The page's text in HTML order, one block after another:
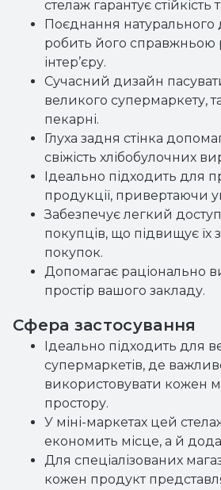
стелаж гарантує стійкість
Поєднання натурального
робить його
інтер’єру.
Сучасний дизайн
великого супермаркету,
пекарні.
Глуха задня стінка
свіжість хлібобулочних
Ідеально підходить для
продукції, привертаючи
Забезпечує легкий
покупців, що підвищує їх
покупок.
Допомагає раціонально
простір вашого закладу.
Сфера застосування
Ідеально підходить для
супермаркетів, де
використовувати кожен
простору.
У міні-маркетах цей
економить місце, а й
Для спеціалізованих
кожен продукт